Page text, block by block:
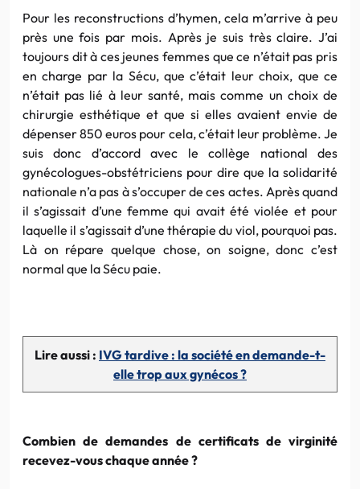
Pour les reconstructions d’hymen, cela m’arrive à peu
près une fois par mois. Après je suis très claire. J’ai
toujours dit à ces jeunes femmes que ce n’était pas pris
en charge par la Sécu, que c’était leur choix, que ce
n’était pas lié à leur santé, mais comme un choix de
chirurgie esthétique et que si elles avaient envie de
dépenser 850 euros pour cela, c’était leur problème. Je
suis donc d’accord avec le collège national des
gynécologues-obstétriciens pour dire que la solidarité
nationale n’a pas à s’occuper de ces actes. Après quand
il s’agissait d’une femme qui avait été violée et pour
laquelle il s’agissait d’une thérapie du viol, pourquoi pas.
Là on répare quelque chose, on soigne, donc c’est
normal que la Sécu paie.
Lire aussi : IVG tardive : la société en demande-t-
elle trop aux gynécos ?
Combien de demandes de certificats de virginité
recevez-vous chaque année ?